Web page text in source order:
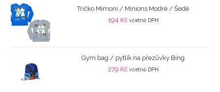
Tričko Mimoni / Minions Modré / Šedé
194 Kč včetně DPH
Gym bag / pytlík na přezůvky Bing
279 Kč včetně DPH